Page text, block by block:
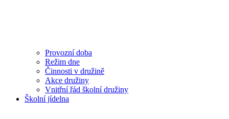
Provozní doba
Režim dne
Činnosti v družině
Akce družiny
Vnitřní řád školní družiny
Školní jídelna